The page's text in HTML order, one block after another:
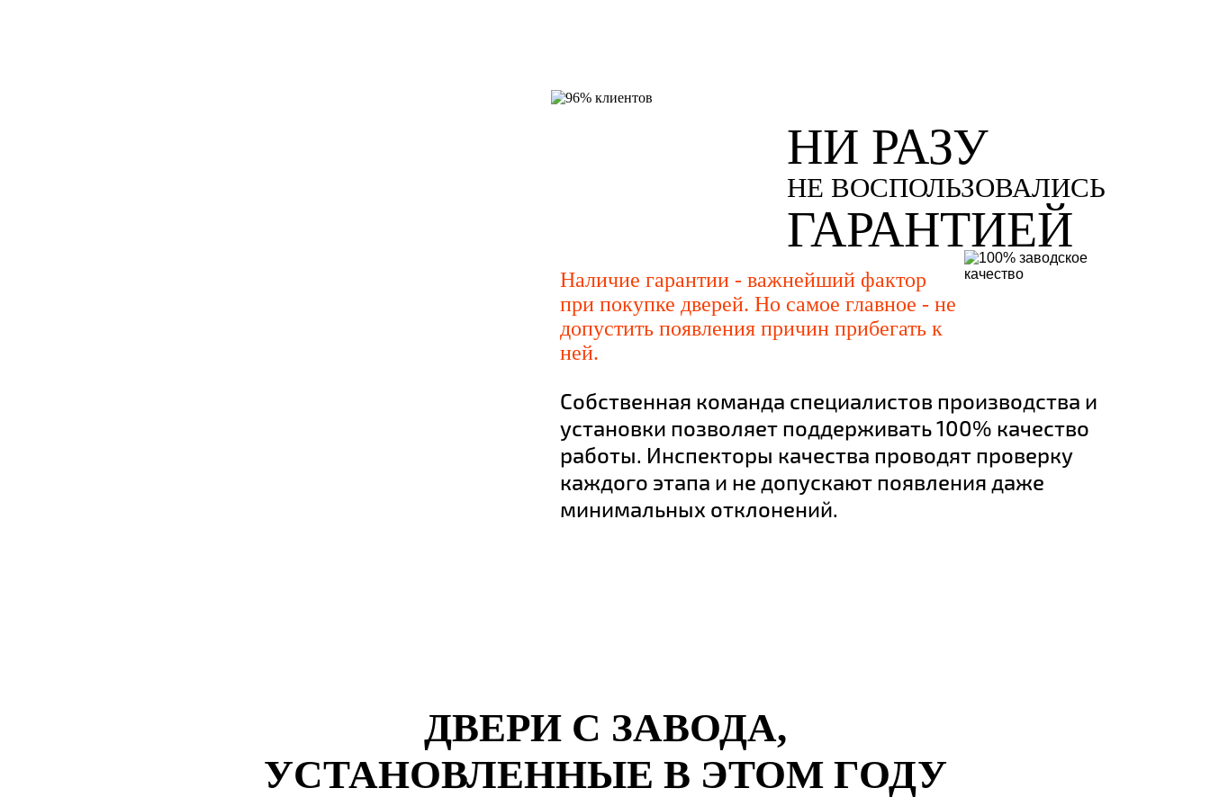
НИ РАЗУ
НЕ ВОСПОЛЬЗОВАЛИСЬ
ГАРАНТИЕЙ
Наличие гарантии - важнейший фактор
при покупке дверей. Но самое главное - не
допустить появления причин прибегать к
ней.
Собственная команда специалистов производства и
установки позволяет поддерживать 100% качество
работы. Инспекторы качества проводят проверку
каждого этапа и не допускают появления даже
минимальных отклонений.
ДВЕРИ С ЗАВОДА,
УСТАНОВЛЕННЫЕ В ЭТОМ ГОДУ